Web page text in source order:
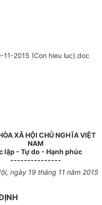
2015 (Con hieu luc).doc
XÃ HỘI CHỦ NGHĨA VIỆT
NAM
lập - Tự do - Hạnh phúc
---------------
ngày 19tháng 11 năm 2015